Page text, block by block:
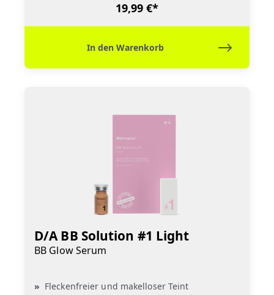
19,99 €*
In den Warenkorb
D/A BB Solution #1 Light
BB Glow Serum
Fleckenfreier und makelloser Teint